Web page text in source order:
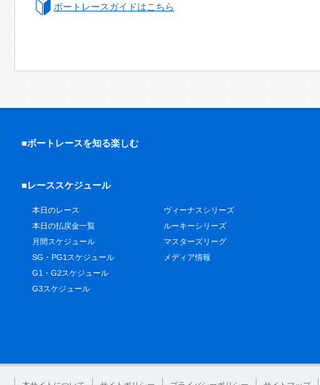
ボートレースガイドはこちら
■ボートレースを知る楽しむ
■レーススケジュール
本日のレース
本日の払戻金一覧
月間スケジュール
SG・PG1スケジュール
G1・G2スケジュール
G3スケジュール
ヴィーナスシリーズ
ルーキーシリーズ
マスターズリーグ
メディア情報